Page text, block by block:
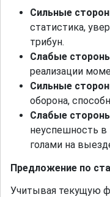
Сильные
статистика,
трибун.
Слабые
реализации
Сильные
оборона,
Слабые
неуспешность в
голами на
Предложение по
Учитывая текущую